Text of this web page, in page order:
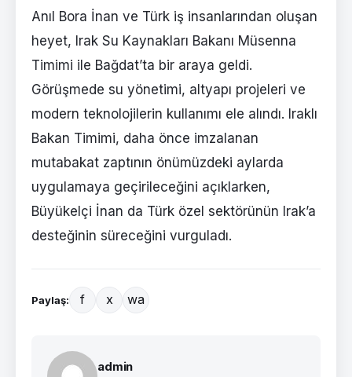
Anıl Bora İnan ve Türk iş insanlarından oluşan
heyet, Irak Su Kaynakları Bakanı Müsenna
Timimi ile Bağdat’ta bir araya geldi.
Görüşmede su yönetimi, altyapı projeleri ve
modern teknolojilerin kullanımı ele alındı. Iraklı
Bakan Timimi, daha önce imzalanan
mutabakat zaptının önümüzdeki aylarda
uygulamaya geçirileceğini açıklarken,
Büyükelçi İnan da Türk özel sektörünün Irak’a
desteğinin süreceğini vurguladı.
Paylaş: f x wa
admin